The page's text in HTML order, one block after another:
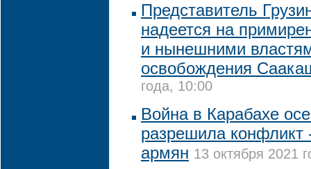
Представитель
надеется на
и нынешними
освобождения
года, 10:00
Война в Карабахе
разрешила конфликт
армян 13 октября 2021